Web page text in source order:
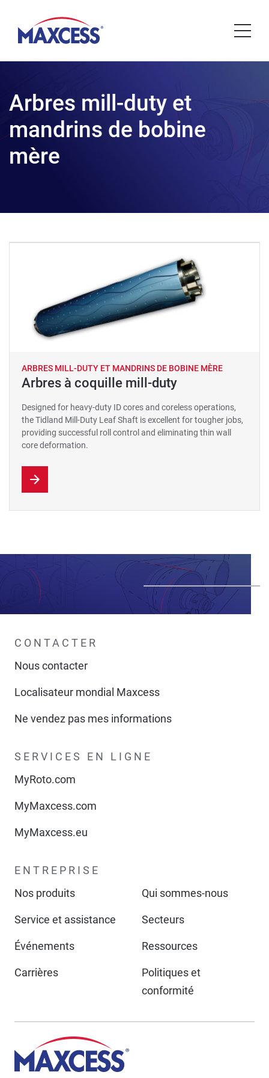
Arbres mill-duty et
mandrins de bobine
mère
ARBRES MILL-DUTY ET MANDRINS DE BOBINE MÈRE
Arbres à coquille mill-duty
Designed for heavy-duty ID cores and coreless operations,
the Tidland Mill-Duty Leaf Shaft is excellent for tougher jobs,
providing successful roll control and eliminating thin wall
core deformation.
CONTACTER
Nous contacter
Localisateur mondial Maxcess
Ne vendez pas mes informations
SERVICES EN LIGNE
MyRoto.com
MyMaxcess.com
MyMaxcess.eu
ENTREPRISE
Nos produits
Qui sommes-nous
Service et assistance Secteurs
Événements Ressources
Carrières
Politiques et
conformité